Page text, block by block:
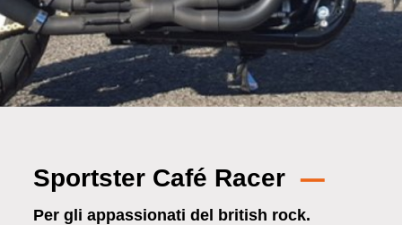
Sportster Café Racer
Per gli appassionati del british rock.